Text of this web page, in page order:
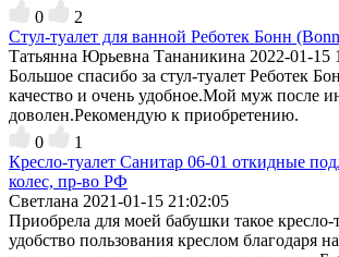
0
2
Стул-туалет для ванной Реботек Бонн
Татьянна Юрьевна Тананикина 2022-01-15
Большое спасибо за стул-туалет Реботек
качество и очень удобное.Мой муж после
доволен.Рекомендую к приобретению.
0
1
Кресло-туалет Санитар 06-01 откидные
колес, пр-во РФ
Светлана 2021-01-15 21:02:05
Приобрела для моей бабушки такое кресло-
удобство пользования креслом благодаря